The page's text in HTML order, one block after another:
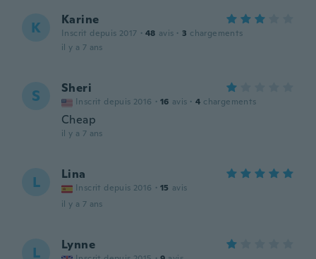
K Karine
Inscrit depuis 2017 · 48 avis · 3 chargements
il y a 7 ans
S Sheri
Inscrit depuis 2016 · 16 avis · 4 chargements
Cheap
il y a 7 ans
L Lina
Inscrit depuis 2016 · 15 avis
il y a 7 ans
L Lynne